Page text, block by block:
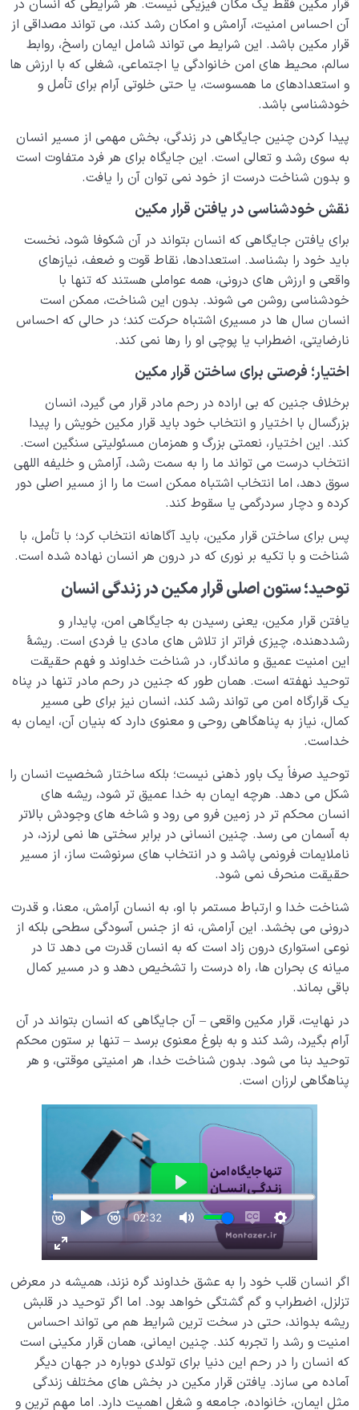
دیدار جهان غیب 0/9
قرار مکین فقط یک مکان فیزیکی نیست. هر شرایطی که انسان در
آن احساس امنیت، آرامش و امکان رشد کند، می تواند مصداقی از
قرار مکین باشد. این شرایط می تواند شامل ایمان راسخ، روابط
سالم، محیط های امن خانوادگی یا اجتماعی، شغلی که با ارزش ها
و استعدادهای ما همسوست، یا حتی خلوتی آرام برای تأمل و
خودشناسی باشد.
پیدا کردن چنین جایگاهی در زندگی، بخش مهمی از مسیر انسان
به سوی رشد و تعالی است. این جایگاه برای هر فرد متفاوت است
و بدون شناخت درست از خود نمی توان آن را یافت.
نقش خودشناسی در یافتن قرار مکین
برای یافتن جایگاهی که انسان بتواند در آن شکوفا شود، نخست
باید خود را بشناسد. استعدادها، نقاط قوت و ضعف، نیازهای
واقعی و ارزش های درونی، همه عواملی هستند که تنها با
خودشناسی روشن می شوند. بدون این شناخت، ممکن است
انسان سال ها در مسیری اشتباه حرکت کند؛ در حالی که احساس
نارضایتی، اضطراب یا پوچی او را رها نمی کند.
اختیار؛ فرصتی برای ساختن قرار مکین
برخلاف جنین که بی اراده در رحم مادر قرار می گیرد، انسان
بزرگسال با اختیار و انتخاب خود باید قرار مکین خویش را پیدا
کند. این اختیار، نعمتی بزرگ و همزمان مسئولیتی سنگین است.
انتخاب درست می تواند ما را به سمت رشد، آرامش و خلیفه اللهی
سوق دهد، اما انتخاب اشتباه ممکن است ما را از مسیر اصلی دور
کرده و دچار سردرگمی یا سقوط کند.
پس برای ساختن قرار مکین، باید آگاهانه انتخاب کرد؛ با تأمل، با
شناخت و با تکیه بر نوری که در درون هر انسان نهاده شده است.
توحید؛ ستون اصلی قرار مکین در زندگی انسان
یافتن قرار مکین، یعنی رسیدن به جایگاهی امن، پایدار و
رشددهنده، چیزی فراتر از تلاش های مادی یا فردی است. ریشۀ
این امنیت عمیق و ماندگار، در شناخت خداوند و فهم حقیقت
توحید نهفته است. همان طور که جنین در رحم مادر تنها در پناه
یک قرارگاه امن می تواند رشد کند، انسان نیز برای طی مسیر
کمال، نیاز به پناهگاهی روحی و معنوی دارد که بنیان آن، ایمان به
خداست.
توحید صرفاً یک باور ذهنی نیست؛ بلکه ساختار شخصیت انسان را
شکل می دهد. هرچه ایمان به خدا عمیق تر شود، ریشه های
انسان محکم تر در زمین فرو می رود و شاخه های وجودش بالاتر
به آسمان می رسد. چنین انسانی در برابر سختی ها نمی لرزد، در
ناملایمات فرونمی پاشد و در انتخاب های سرنوشت ساز، از مسیر
حقیقت منحرف نمی شود.
شناخت خدا و ارتباط مستمر با او، به انسان آرامش، معنا، و قدرت
درونی می بخشد. این آرامش، نه از جنس آسودگی سطحی بلکه از
نوعی استواری درون زاد است که به انسان قدرت می دهد تا در
میانه ی بحران ها، راه درست را تشخیص دهد و در مسیر کمال
باقی بماند.
در نهایت، قرار مکین واقعی – آن جایگاهی که انسان بتواند در آن
آرام بگیرد، رشد کند و به بلوغ معنوی برسد – تنها بر ستون محکم
توحید بنا می شود. بدون شناخت خدا، هر امنیتی موقتی، و هر
پناهگاهی لرزان است.
اگر انسان قلب خود را به عشق خداوند گره نزند، همیشه در معرض
تزلزل، اضطراب و گم گشتگی خواهد بود. اما اگر توحید در قلبش
ریشه بدواند، حتی در سخت ترین شرایط هم می تواند احساس
امنیت و رشد را تجربه کند. چنین ایمانی، همان قرار مکینی است
که انسان را در رحم این دنیا برای تولدی دوباره در جهان دیگر
آماده می سازد. یافتن قرار مکین در بخش های مختلف زندگی
مثل ایمان، خانواده، جامعه و شغل اهمیت دارد. اما مهم ترین و